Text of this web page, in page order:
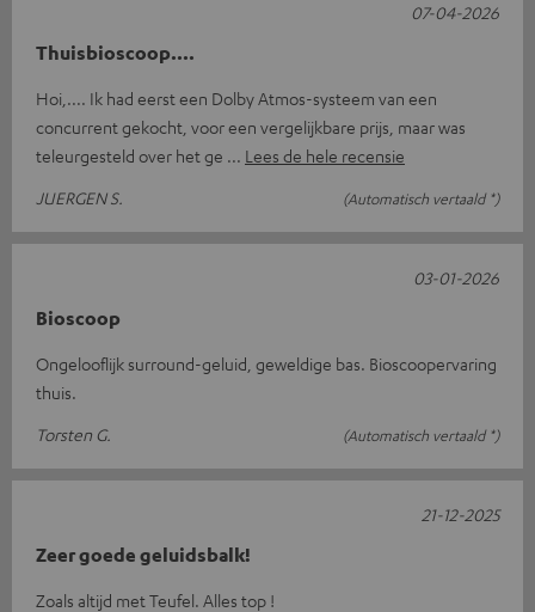
Thuisbioscoop....
Hoi,.... Ik had eerst een Dolby Atmos-systeem van een
concurrent gekocht, voor een vergelijkbare prijs, maar was
teleurgesteld over het ge
Lees de hele recensie
JUERGEN S.
(Automatisch vertaald *)
07-04-2026
Bioscoop
Ongelooflijk surround-geluid, geweldige bas. Bioscoopervaring
thuis.
Torsten G.
(Automatisch vertaald *)
03-01-2026
Zeer goede geluidsbalk!
Zoals altijd met Teufel. Alles top !
21-12-2025